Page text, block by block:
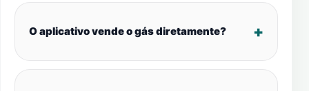
O aplicativo vende o gás diretamente?